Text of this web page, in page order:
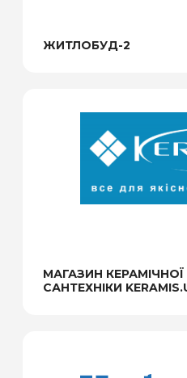
ЖИТЛОБУД-2
МАГАЗИН
САНТЕХНІКИ